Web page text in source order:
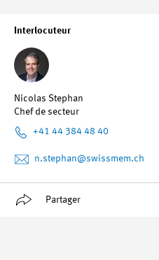
Interlocuteur
Nicolas Stephan
Chef de secteur
+41 44 384 48 40
n.stephan@swissmem.ch
Partager